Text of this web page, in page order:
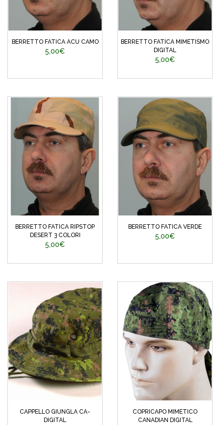
BERRETTO FATICA ACU CAMO
5,00€
BERRETTO FATICA MIMETISMO
DIGITAL
5,00€
BERRETTO FATICA RIPSTOP
DESERT 3 COLORI
5,00€
BERRETTO FATICA VERDE
5,00€
CAPPELLO GIUNGLA CA-
DIGITAL
COPRICAPO MIMETICO
CANADIAN DIGITAL